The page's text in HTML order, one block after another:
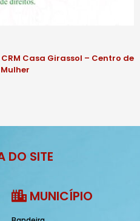
Casa Girassol – Centro de
DO SITE
MUNICÍPIO